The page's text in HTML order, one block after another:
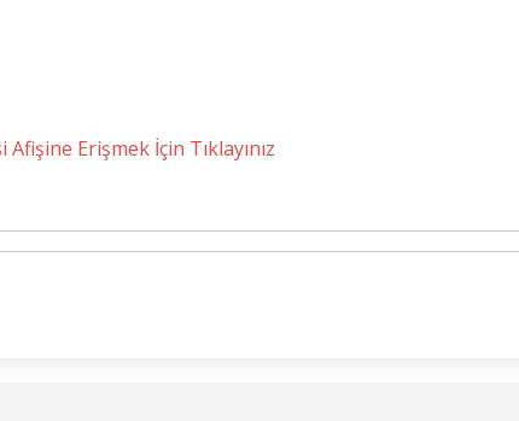
Erişmek İçin Tıklayınız